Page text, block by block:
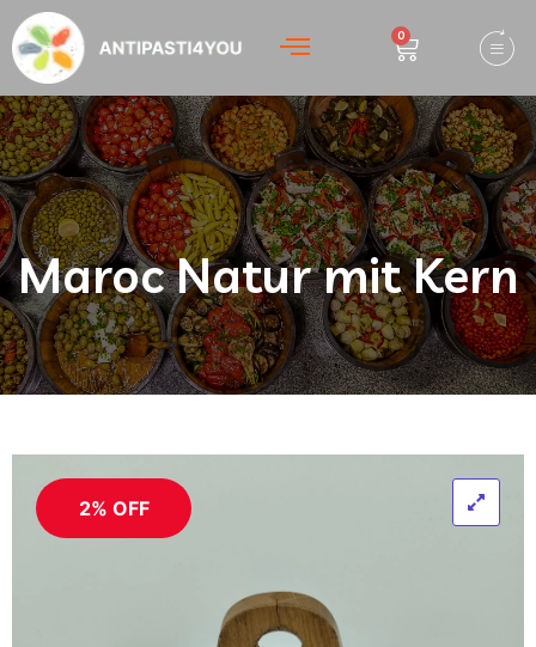
0
Maroc Natur mit Kern
2% OFF